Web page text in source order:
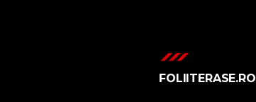
FOLIITERASE.RO